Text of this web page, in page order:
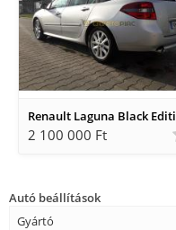
2 100 000 Ft
Autó beállítások
Gyártó